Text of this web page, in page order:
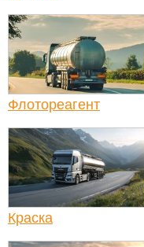
Флотореагент
Краска